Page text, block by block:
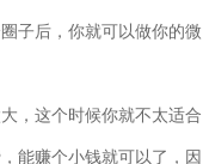
子后，你就可以做你的微
，这个时候你就不太适合
能赚个小钱就可以了，因